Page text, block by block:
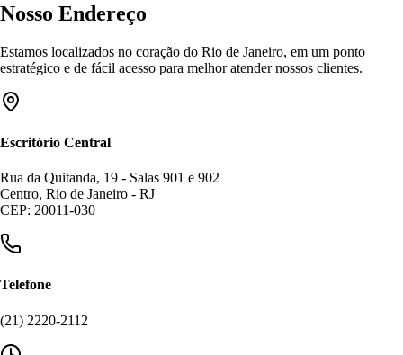
Nosso Endereço
Estamos localizados no coração do Rio de Janeiro, em um ponto
estratégico e de fácil acesso para melhor atender nossos clientes.
Escritório Central
Rua da Quitanda, 19 - Salas 901 e 902
Centro, Rio de Janeiro - RJ
CEP: 20011-030
Telefone
(21) 2220-2112